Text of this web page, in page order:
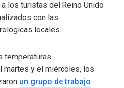
los turistas del Reino Unido
con las
locales.
temperaturas
martes y el miércoles, los
un grupo de trabajo